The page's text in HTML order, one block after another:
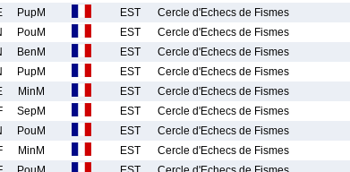
PupM EST
Cercle d'Echecs de Fismes
PouM EST
Cercle d'Echecs de Fismes
BenM EST
Cercle d'Echecs de Fismes
PupM EST
Cercle d'Echecs de Fismes
MinM EST
Cercle d'Echecs de Fismes
SepM EST
Cercle d'Echecs de Fismes
PouM EST
Cercle d'Echecs de Fismes
MinM EST
Cercle d'Echecs de Fismes